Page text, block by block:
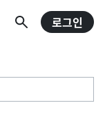
로그인